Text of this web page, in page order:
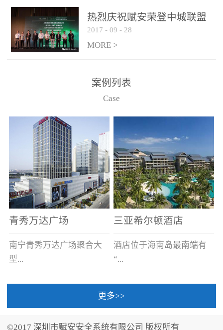
和监控端两大部分组成。
两者之间通过以太网相
联，一台监控主机最多可
从监控主机上获取，最多
只能接6台，超过的需从现
热烈庆祝赋安荣登中城联盟
联合采购战略合作平台
2017 - 09 - 28
MORE >
案例列表
Case
青秀万达广场
南宁青秀万达广场聚合大
型...
三亚希尔顿酒店
酒店位于海南岛最南端有
“...
中国的海岛天堂”之美称的
更多>>
©2017 深圳市赋安安全系统有限公司 版权所有